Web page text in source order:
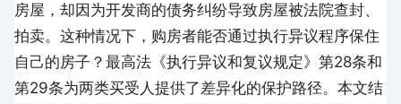
房屋，却因为开发商的债务纠纷导致房屋被法院查封、
拍卖。这种情况下，购房者能否通过执行异议程序保住
自己的房子？最高法《执行异议和复议规定》第28条和
第29条为两类买受人提供了差异化的保护路径。本文结